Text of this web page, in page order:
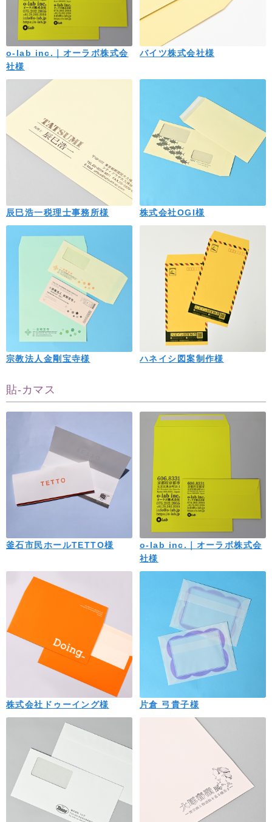
o-lab inc.｜オーラボ株式会
社様
バイツ株式会社様
辰巳浩一税理士事務所様 株式会社OGI様
宗教法人金剛宝寺様 ハネイシ図案制作様
貼-カマス
釜石市民ホールTETTO様
o-lab inc.｜オーラボ株式会
社様
株式会社ドゥーイング様 片倉 弓貴子様